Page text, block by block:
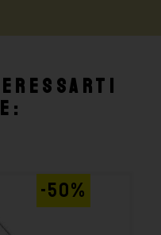
-50%